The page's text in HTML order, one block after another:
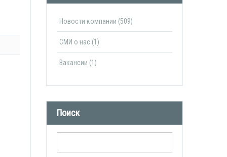
Новости компании (509)
СМИ о нас (1)
Вакансии (1)
Поиск